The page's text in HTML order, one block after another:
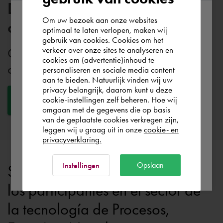
Descubra todas nuestras
categorías
Cadac ofrece una amplia gama de
categorías. Descúbrelas todas.
Ver categorías
Soluciones a medida para todos
los participantes en el sector de
la tecnología de Procesos,
According to us you are situated in Rest of
the world. Please confirm in which country
you wish to shop.
España
Rest of the world
Om uw bezoek aan onze websites
optimaal te laten verlopen, maken wij
gebruik van cookies. Cookies om het
verkeer over onze sites te analyseren en
cookies om (advertentie)inhoud te
personaliseren en sociale media content
aan te bieden. Natuurlijk vinden wij uw
privacy belangrijk, daarom kunt u deze
cookie-instellingen zelf beheren. Hoe wij
omgaan met de gegevens die op basis
van de geplaatste cookies verkregen zijn,
leggen wij u graag uit in onze cookie- en
privacyverklaring.
Instellingen Opslaan